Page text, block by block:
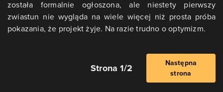
została formalnie ogłoszona, ale niestety pierwszy
zwiastun nie wygląda na wiele więcej niż prosta próba
pokazania, że projekt żyje. Na razie trudno o optymizm.
Strona 1/2
Następna
strona